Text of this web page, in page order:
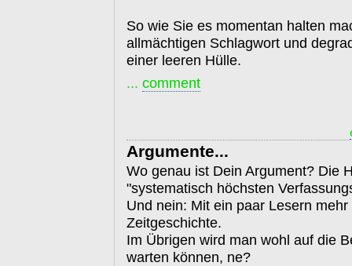
So wie Sie es momentan halten
allmächtigen Schlagwort und
einer leeren Hülle.
...comment
Argumente...
Wo genau ist Dein Argument? Die
"systematisch höchsten
Und nein: Mit ein paar Lesern
Zeitgeschichte.
Im Übrigen wird man wohl auf die
warten können, ne?